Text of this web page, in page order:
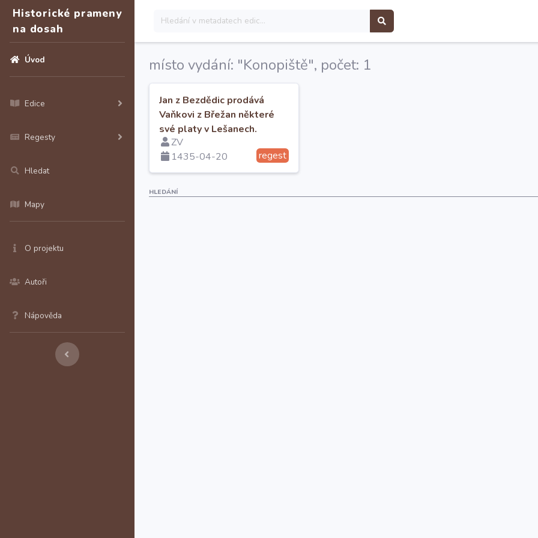
Historické prameny
na dosah
Úvod
Edice
Regesty
Hledat
Mapy
O projektu
Autoři
Nápověda
místo vydání: "Konopiště", počet: 1
Jan z Bezdědic prodává
Vaňkovi z Břežan některé
své platy v Lešanech.
ZV
1435-04-20
regest
HLEDÁNÍ